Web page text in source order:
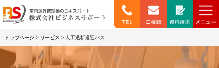
トップページ > サービス > 人工透析送迎バス